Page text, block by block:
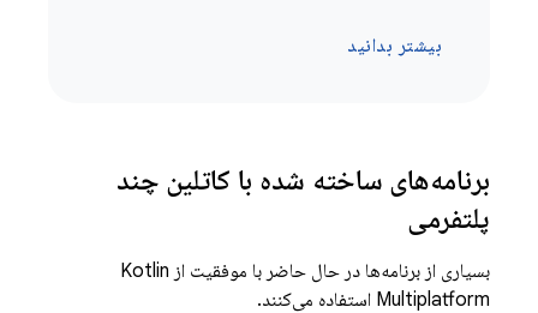
بیشتر بدانید
برنامه‌های ساخته شده با کاتلین چند
پلتفرمی
بسیاری از برنامه‌ها در حال حاضر با موفقیت از Kotlin
Multiplatform استفاده می‌کنند.